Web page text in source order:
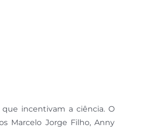
que incentivam a ciência. O
Marcelo Jorge Filho, Anny